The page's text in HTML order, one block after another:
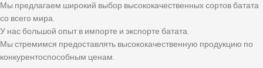
Мы предлагаем широкий выбор высококачественных сортов батата
со всего мира.
У нас большой опыт в импорте и экспорте батата.
Мы стремимся предоставлять высококачественную продукцию по
конкурентоспособным ценам.